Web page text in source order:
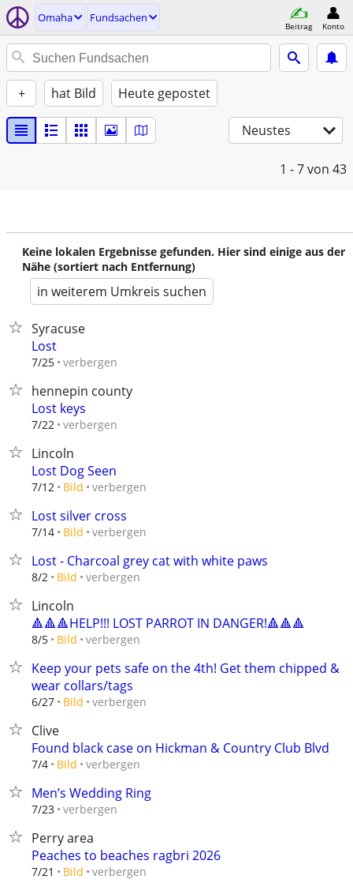
Omaha Fundsachen
Beitrag Konto
+ hat Bild Heute gepostet
Neustes
1 - 7von 43
Keine lokalen Ergebnisse gefunden. Hier sind einige aus der
Nähe (sortiert nach Entfernung)
in weiterem Umkreis suchen
Syracuse
Lost
7/25 verbergen
hennepin county
Lost keys
7/22 verbergen
Lincoln
Lost Dog Seen
7/12 Bild verbergen
Lost silver cross
7/14 Bild verbergen
Lost - Charcoal grey cat with white paws
8/2 Bild verbergen
Lincoln
🔺🔺🔺HELP!!! LOST PARROT IN DANGER!🔺🔺🔺
8/5 Bild verbergen
Keep your pets safe on the 4th! Get them chipped &
wear collars/tags
6/27 Bild verbergen
Clive
Found black case on Hickman & Country Club Blvd
7/4 Bild verbergen
Men’s Wedding Ring
7/23 verbergen
Perry area
Peaches to beaches ragbri 2026
7/21 Bild verbergen